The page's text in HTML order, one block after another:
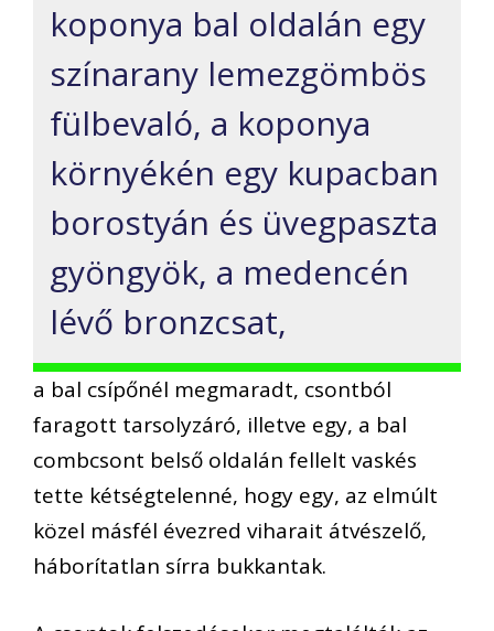
koponya bal oldalán egy
színarany lemezgömbös
fülbevaló, a koponya
környékén egy kupacban
borostyán és üvegpaszta
gyöngyök, a medencén
lévő bronzcsat,
a bal csípőnél megmaradt, csontból
faragott tarsolyzáró, illetve egy, a bal
combcsont belső oldalán fellelt vaskés
tette kétségtelenné, hogy egy, az elmúlt
közel másfél évezred viharait átvészelő,
háborítatlan sírra bukkantak.